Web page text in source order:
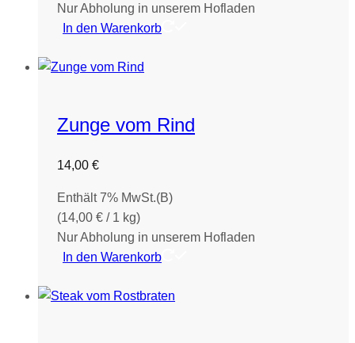
Nur Abholung in unserem Hofladen
In den Warenkorb
Zunge vom Rind
14,00 €
Enthält 7% MwSt.(B)
(14,00 € / 1 kg)
Nur Abholung in unserem Hofladen
In den Warenkorb